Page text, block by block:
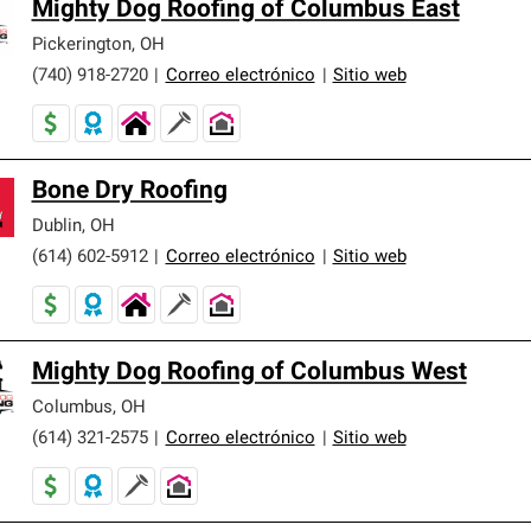
Mighty Dog Roofing of Columbus East
Pickerington, OH
(740) 918-2720
Correo electrónico Sitio web
Bone Dry Roofing
Dublin, OH
(614) 602-5912
Correo electrónico Sitio web
Mighty Dog Roofing of Columbus West
Columbus, OH
(614) 321-2575
Correo electrónico Sitio web